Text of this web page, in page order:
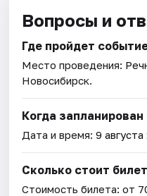
Вопросы и
Где пройдет
Место проведения:
Новосибирск.
Когда
Дата и время:9
Сколько стоит
Стоимость билета: от